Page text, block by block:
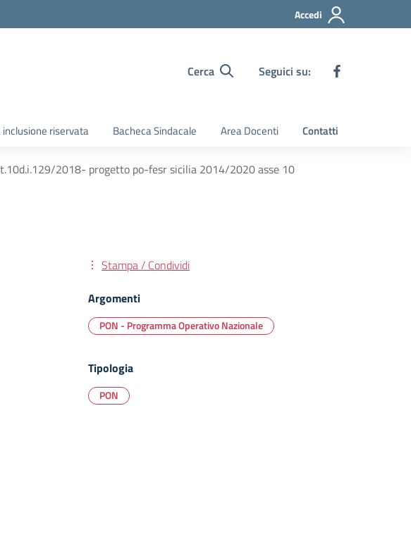
Accedi
Cerca Seguici su:
inclusione riservata Bacheca Sindacale Area Docenti Contatti
2018- progetto po-fesr sicilia 2014/2020 asse 10
Stampa / Condividi
Argomenti
PON - Programma Operativo Nazionale
Tipologia
PON